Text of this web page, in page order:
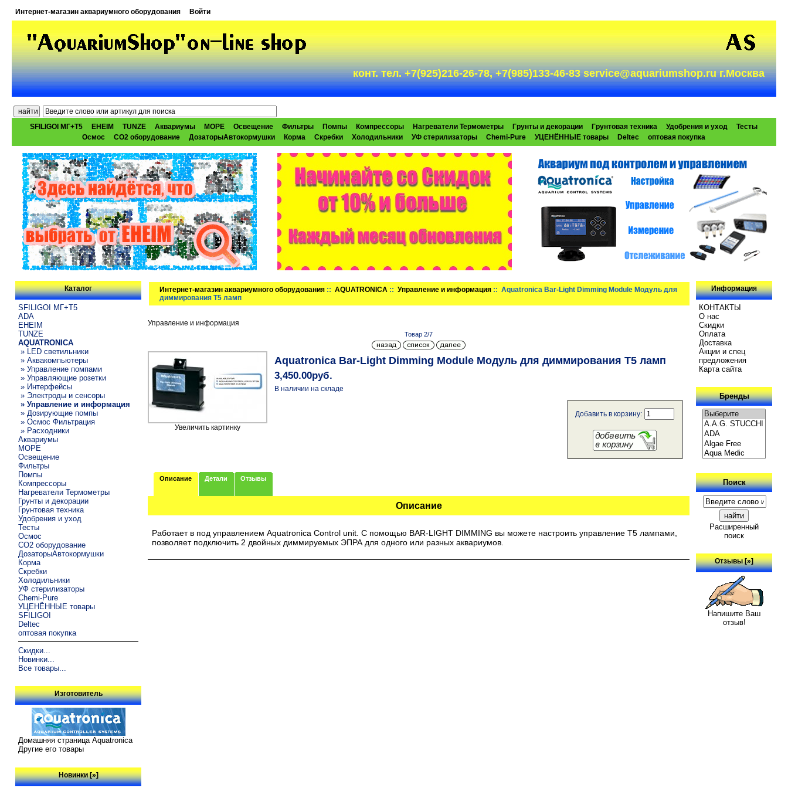
Интернет-магазин аквариумного оборудования Войти
конт. тел. +7(925)216-26-78, +7(985)133-46-83 service@aquariumshop.ru г.Москва
SFILIGOI МГ+Т5 EHEIM TUNZE Аквариумы МОРЕ Освещение Фильтры Помпы Компрессоры Нагреватели Термометры Грунты и декорации Грунтовая техника Удобрения и уход
Тесты
Осмос
CO2 оборудование ДозаторыАвтокормушки Корма Скребки Холодильники УФ стерилизаторы Chemi-Pure УЦЕНЁННЫЕ товары Deltec оптовая покупка
Каталог
SFILIGOI МГ+Т5
ADA
EHEIM
TUNZE
AQUATRONICA
» LED светильники
» Аквакомпьютеры
» Управление помпами
» Управляющие розетки
» Интерфейсы
» Электроды и сенсоры
» Управление и информация
» Дозирующие помпы
» Осмос Фильтрация
» Расходники
Аквариумы
МОРЕ
Освещение
Фильтры
Помпы
Компрессоры
Нагреватели Термометры
Грунты и декорации
Грунтовая техника
Удобрения и уход
Тесты
Осмос
CO2 оборудование
ДозаторыАвтокормушки
Корма
Скребки
Холодильники
УФ стерилизаторы
Chemi-Pure
УЦЕНЁННЫЕ товары
SFILIGOI
Deltec
оптовая покупка
Скидки...
Новинки...
Все товары...
Изготовитель
Домашняя страница Aquatronica
Другие его товары
Новинки [»]
Интернет-магазин аквариумного оборудования ::AQUATRONICA ::Управление и информация :: Aquatronica Bar-Light Dimming Module Модуль для
диммирования Т5 ламп
Управление и информация
Товар 2/7
Увеличить картинку
Aquatronica Bar-Light Dimming Module Модуль для диммирования Т5 ламп
3,450.00руб.
В наличии на складе
Добавить в корзину:
Описание Детали Отзывы
Описание
Работает в под управлением Aquatronica Control unit. С помощью BAR-LIGHT DIMMING вы можете настроить управление Т5 лампами,
позволяет подключить 2 двойных диммируемых ЭПРА для одного или разных аквариумов.
Информация
КОНТАКТЫ
О нас
Скидки
Oплатa
Доставка
Акции и спец
предложения
Карта сайта
Бренды
Поиск
Расширенный
поиск
Отзывы [»]
Напишите Ваш
отзыв!